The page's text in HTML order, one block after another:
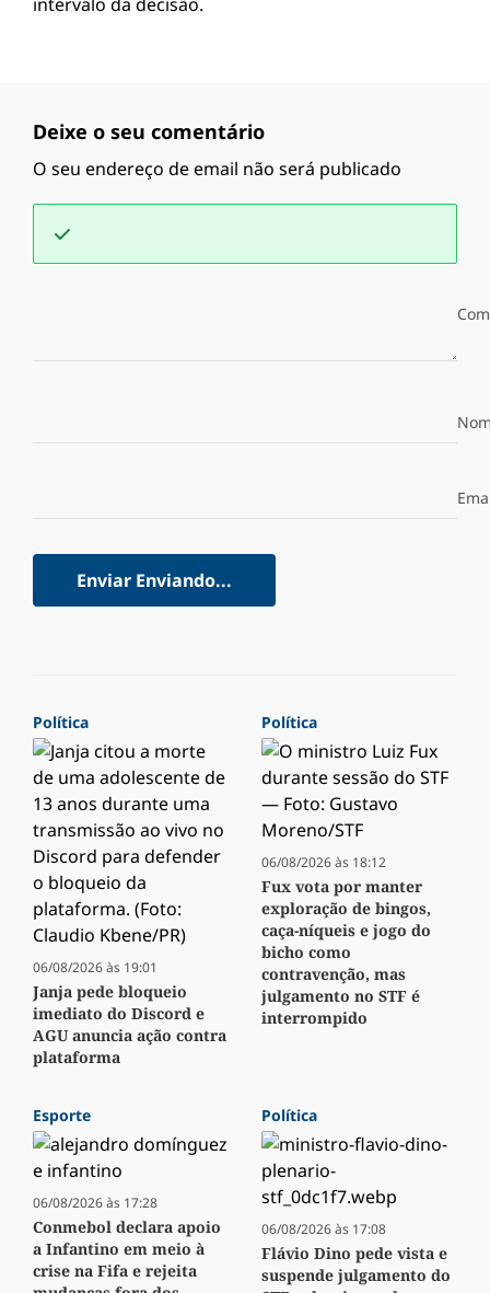
Deixe o seu comentário
O seu endereço de email não será publicado
Enviar Enviando...
Política
06/08/2026 às 19:01
Janja pede bloqueio
imediato do Discord e
AGU anuncia ação contra
plataforma
Política
06/08/2026 às 18:12
Fux vota por manter
exploração de bingos,
caça-níqueis e jogo do
bicho como
contravenção, mas
julgamento no STF é
interrompido
Esporte
06/08/2026 às 17:28
Conmebol declara apoio
a Infantino em meio à
crise na Fifa e rejeita
Política
06/08/2026 às 17:08
Flávio Dino pede vista e
suspende julgamento do